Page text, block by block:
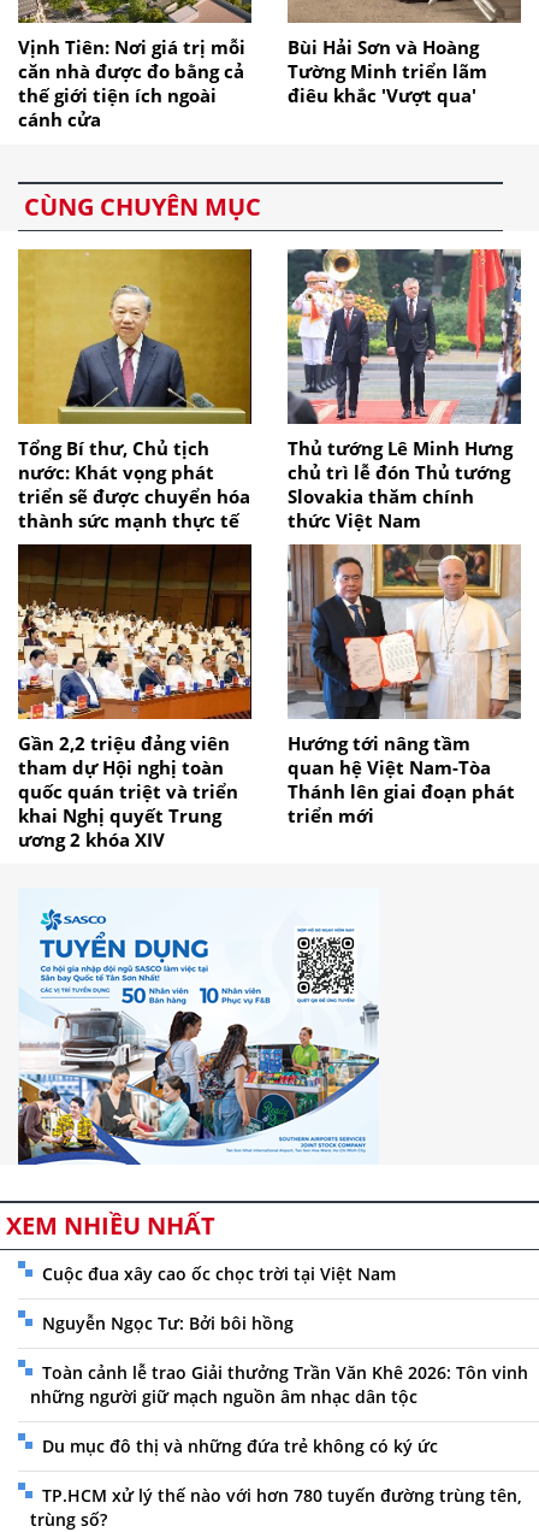
Vịnh Tiên: Nơi giá trị mỗi
căn nhà được đo bằng cả
thế giới tiện ích ngoài
cánh cửa
Bùi Hải Sơn và Hoàng
Tường Minh triển lãm
điêu khắc 'Vượt qua'
CÙNG CHUYÊN MỤC
Tổng Bí thư, Chủ tịch
nước: Khát vọng phát
triển sẽ được chuyển hóa
thành sức mạnh thực tế
Thủ tướng Lê Minh Hưng
chủ trì lễ đón Thủ tướng
Slovakia thăm chính
thức Việt Nam
Gần 2,2 triệu đảng viên
tham dự Hội nghị toàn
quốc quán triệt và triển
khai Nghị quyết Trung
ương 2 khóa XIV
Hướng tới nâng tầm
quan hệ Việt Nam-Tòa
Thánh lên giai đoạn phát
triển mới
XEM NHIỀU NHẤT
Cuộc đua xây cao ốc chọc trời tại Việt Nam
Nguyễn Ngọc Tư: Bởi bôi hồng
Toàn cảnh lễ trao Giải thưởng Trần Văn Khê 2026: Tôn vinh
những người giữ mạch nguồn âm nhạc dân tộc
Du mục đô thị và những đứa trẻ không có ký ức
TP.HCM xử lý thế nào với hơn 780 tuyến đường trùng tên,
trùng số?